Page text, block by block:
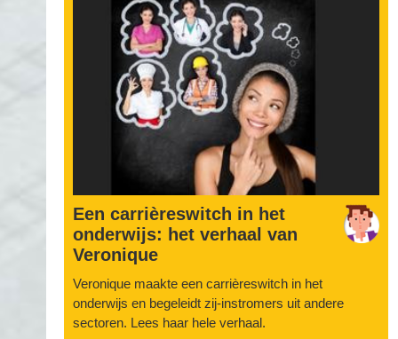
Een carrièreswitch in het
onderwijs: het verhaal van
Veronique
Veronique maakte een carrièreswitch in het
onderwijs en begeleidt zij-instromers uit andere
sectoren. Lees haar hele verhaal.